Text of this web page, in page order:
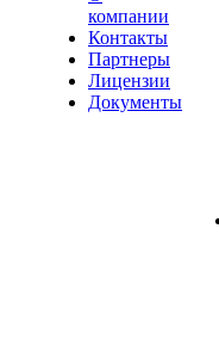
компании
Контакты
Партнеры
Лицензии
Документы